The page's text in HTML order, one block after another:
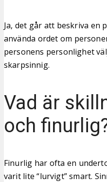
Ja, det går att beskriva en
använda ordet om
personens personlighet
skarpsinnig.
Vad är
och
Finurlig har ofta en
varit lite “lurvigt” smart.